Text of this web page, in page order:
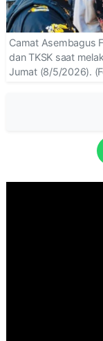
Camat Asembagus
dan TKSK saat
Jumat (8/5/2026).